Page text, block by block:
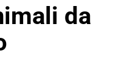
da